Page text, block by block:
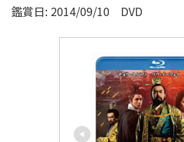
鑑賞日: 2014/09/10 DVD